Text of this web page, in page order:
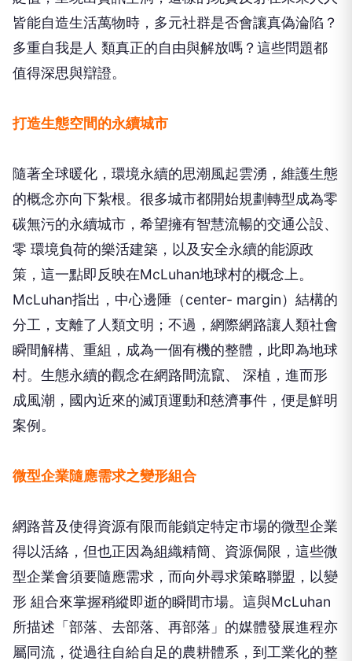
皆能自造生活萬物時，多元社群是否會讓真偽淪陷？
多重自我是人 類真正的自由與解放嗎？這些問題都
值得深思與辯證。
打造生態空間的永續城市
隨著全球暖化，環境永續的思潮風起雲湧，維護生態
的概念亦向下紮根。很多城市都開始規劃轉型成為零
碳無污的永續城市，希望擁有智慧流暢的交通公設、
零 環境負荷的樂活建築，以及安全永續的能源政
策，這一點即反映在McLuhan地球村的概念上。
McLuhan指出，中心邊陲（center- margin）結構的
分工，支離了人類文明；不過，網際網路讓人類社會
瞬間解構、重組，成為一個有機的整體，此即為地球
村。生態永續的觀念在網路間流竄、 深植，進而形
成風潮，國內近來的滅頂運動和慈濟事件，便是鮮明
案例。
微型企業隨應需求之變形組合
網路普及使得資源有限而能鎖定特定市場的微型企業
得以活絡，但也正因為組織精簡、資源侷限，這些微
型企業會須要隨應需求，而向外尋求策略聯盟，以變
形 組合來掌握稍縱即逝的瞬間市場。這與McLuhan
所描述「部落、去部落、再部落」的媒體發展進程亦
屬同流，從過往自給自足的農耕體系，到工業化的整